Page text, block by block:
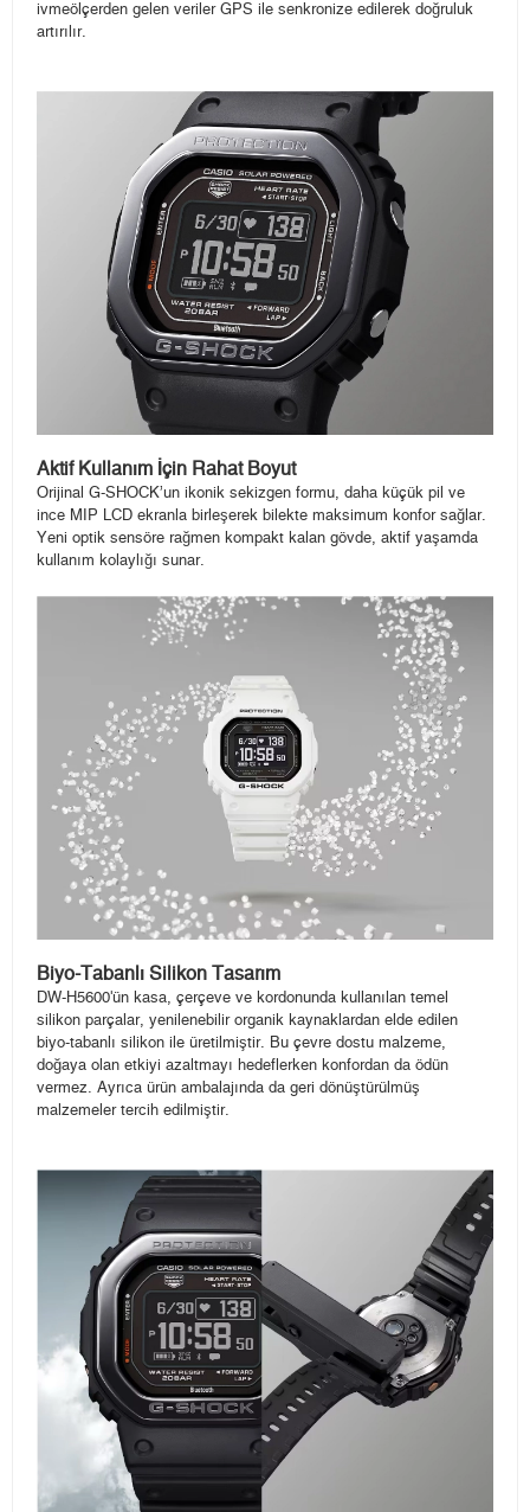
ivmeölçerden gelen veriler GPS ile senkronize edilerek doğruluk
artırılır.
Aktif Kullanım İçin Rahat Boyut
Orijinal G-SHOCK’un ikonik sekizgen formu, daha küçük pil ve
ince MIP LCD ekranla birleşerek bilekte maksimum konfor sağlar.
Yeni optik sensöre rağmen kompakt kalan gövde, aktif yaşamda
kullanım kolaylığı sunar.
Biyo-Tabanlı Silikon Tasarım
DW-H5600'ün kasa, çerçeve ve kordonunda kullanılan temel
silikon parçalar, yenilenebilir organik kaynaklardan elde edilen
biyo-tabanlı silikon ile üretilmiştir. Bu çevre dostu malzeme,
doğaya olan etkiyi azaltmayı hedeflerken konfordan da ödün
vermez. Ayrıca ürün ambalajında da geri dönüştürülmüş
malzemeler tercih edilmiştir.